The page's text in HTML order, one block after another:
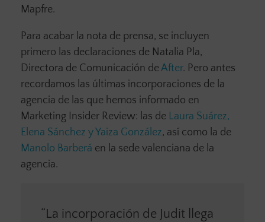
Mapfre.
Para acabar la nota de prensa, se incluyen
primero las declaraciones de Natalia Pla,
Directora de Comunicación de After. Pero antes
recordamos las últimas incorporaciones de la
agencia de las que hemos informado en
Marketing Insider Review: las de Laura Suárez,
Elena Sánchez y Yaiza González, así como la de
Manolo Barberá en la sede valenciana de la
agencia.
“La incorporación de Judit llega